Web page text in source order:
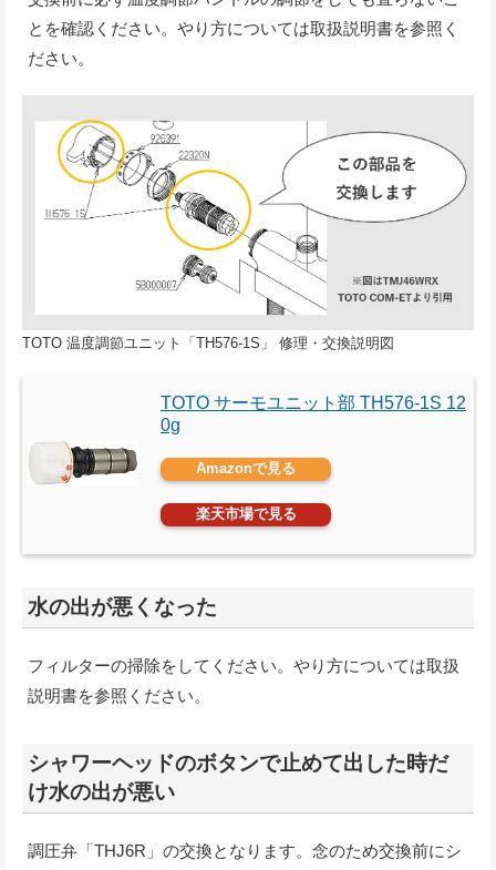
とを確認ください。やり方については取扱説明書を参照く
ださい。
TOTO 温度調節ユニット「TH576-1S」 修理・交換説明図
TOTO サーモユニット部 TH576-1S 12
0g
Amazonで見る
楽天市場で見る
水の出が悪くなった
フィルターの掃除をしてください。やり方については取扱
説明書を参照ください。
シャワーヘッドのボタンで止めて出した時だ
け水の出が悪い
調圧弁「THJ6R」の交換となります。念のため交換前にシ